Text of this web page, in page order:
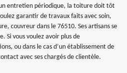
entretien périodique, la toiture doit tôt
garantir de travaux faits avec soin,
couvreur dans le 76510. Ses artisans se
Si vous voulez avoir plus de
ou dans le cas d’un établissement de
avec ses chargés de clientèle.